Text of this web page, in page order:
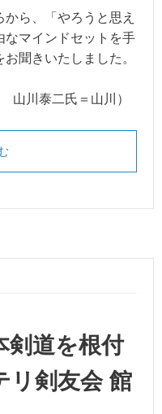
ら、「やろうと思え
なマインドセットを手
聞きいたしました。
川泰二氏＝山川）
剣道を根付
リ剣友会 館